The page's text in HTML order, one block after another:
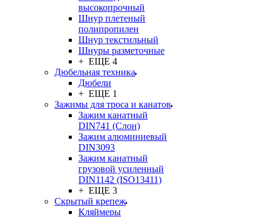
высокопрочный
Шнур плетеный
полипропилен
Шнур текстильный
Шнуры разметочные
+ ЕЩЕ 4
Дюбельная техника
Дюбели
+ ЕЩЕ 1
Зажимы для троса и канатов
Зажим канатный
DIN741 (Cлон)
Зажим алюминиевый
DIN3093
Зажим канатный
грузовой усиленный
DIN1142 (ISO13411)
+ ЕЩЕ 3
Скрытый крепеж
Кляймеры